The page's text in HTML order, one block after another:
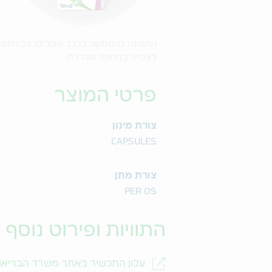
פרטי המוצר
צורת מינון
CAPSULES
צורת מתן
PER OS
התוויות ופירוט נוסף
עלון התכשיר באתר משרד